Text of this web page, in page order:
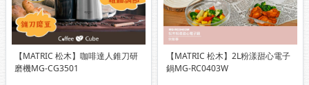
【MATRIC 松木】咖啡達人錐刀研
磨機MG-CG3501
【MATRIC 松木】2L粉漾甜心電子
鍋MG-RC0403W